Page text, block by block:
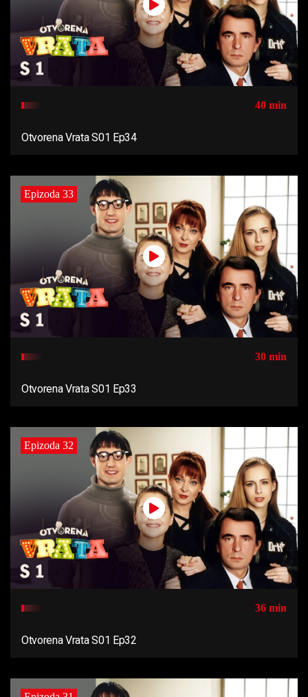
40 min
Otvorena Vrata S01 Ep34
Epizoda 33
30 min
Otvorena Vrata S01 Ep33
Epizoda 32
36 min
Otvorena Vrata S01 Ep32